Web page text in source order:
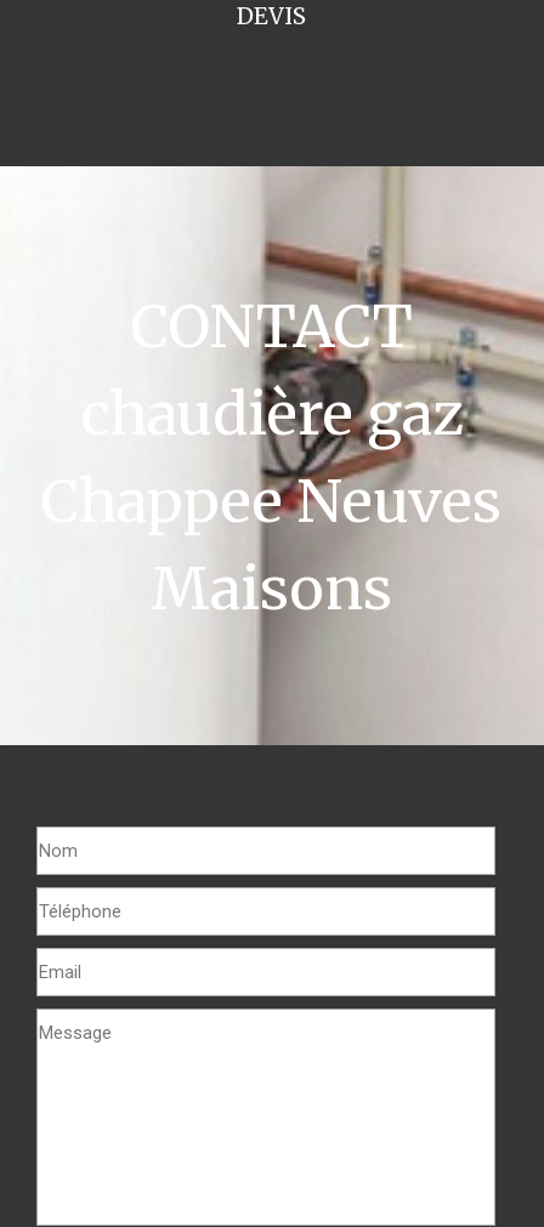
DEVIS
CONTACT
chaudière gaz
Chappee Neuves
Maisons